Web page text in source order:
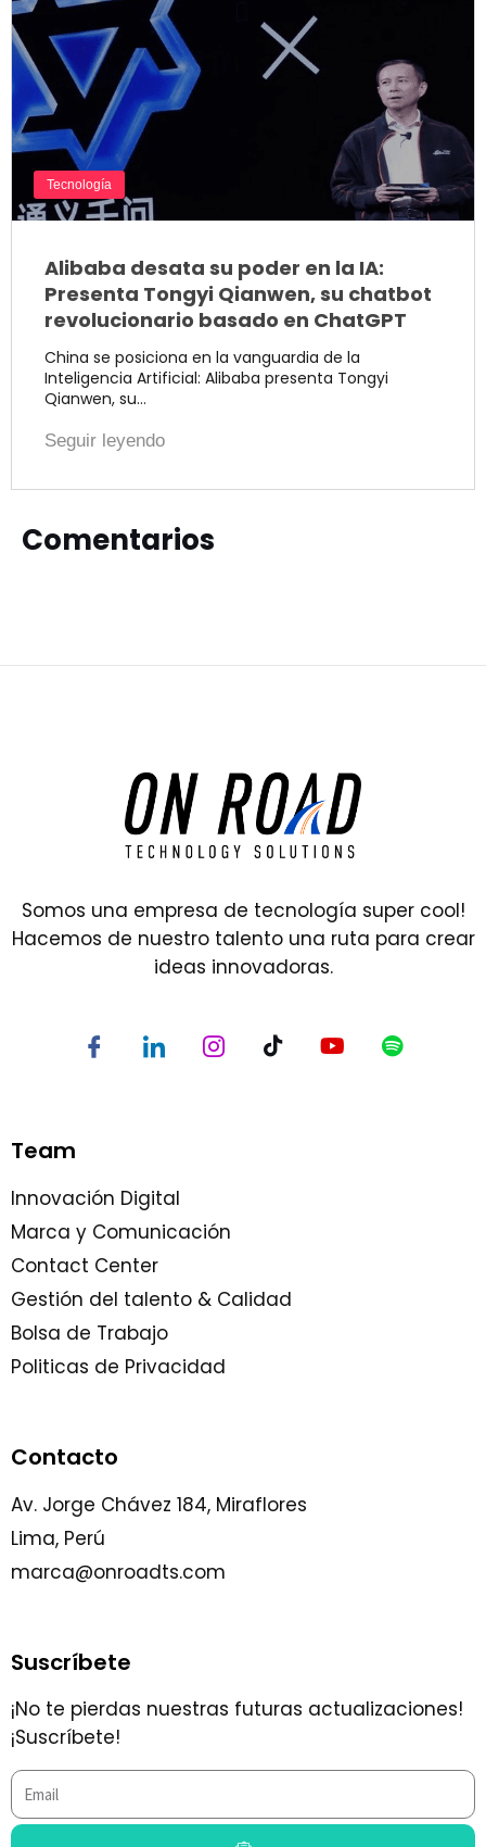
Tecnología
Alibaba desata su poder en la IA:
Presenta Tongyi Qianwen, su chatbot
revolucionario basado en ChatGPT
China se posiciona en la vanguardia de la
Inteligencia Artificial: Alibaba presenta Tongyi
Qianwen, su…
Seguir leyendo
Comentarios
Somos una empresa de tecnología super cool!
Hacemos de nuestro talento una ruta para crear
ideas innovadoras.
Team
Innovación Digital
Marca y Comunicación
Contact Center
Gestión del talento & Calidad
Bolsa de Trabajo
Politicas de Privacidad
Contacto
Av. Jorge Chávez 184, Miraflores
Lima, Perú
marca@onroadts.com
Suscríbete
¡No te pierdas nuestras futuras actualizaciones!
¡Suscríbete!
Email
Submit